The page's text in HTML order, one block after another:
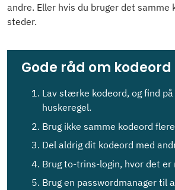
andre. Eller hvis du bruger det samme
steder.
Gode råd om kodeord
Lav stærke kodeord, og find på
huskeregel.
Brug ikke samme kodeord
Del aldrig dit kodeord med
Brug to-trins-login, hvor det er
Brug en passwordmanager til